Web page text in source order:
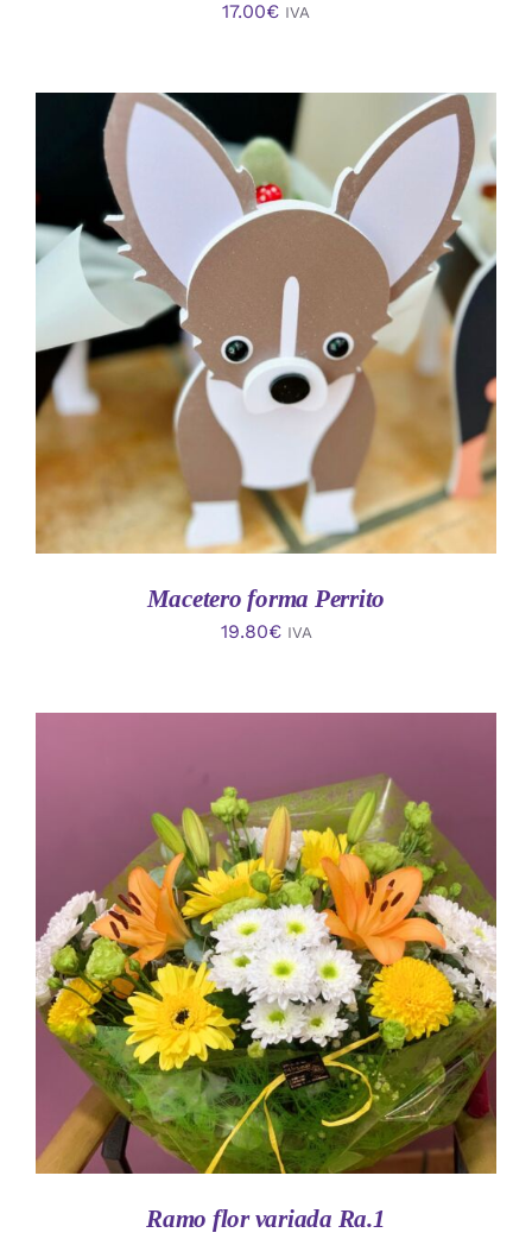
17.00€ IVA
AÑADIR AL CARRITO
DETALLES
Macetero forma Perrito
19.80€ IVA
AÑADIR AL CARRITO
/
DETALLES
Ramo flor variada Ra.1